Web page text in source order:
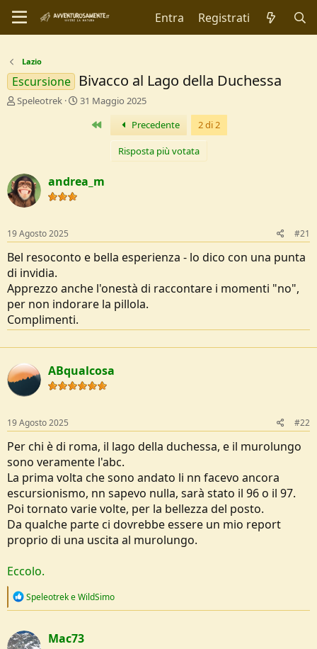
Entra Registrati
Lazio
Escursione Bivacco al Lago della Duchessa
C
r
e
D
c
u
s
i
o
n
e
Speleotrek
D
I
n
o
31 Maggio 2025
Primo Precedente 2 di 2
Risposta più votata
andrea_m
19 Agosto 2025 #21
Bel resoconto e bella esperienza - lo dico con una punta
di invidia.
Apprezzo anche l'onestà di raccontare i momenti "no",
per non indorare la pillola.
Complimenti.
ABqualcosa
19 Agosto 2025 #22
Per chi è di roma, il lago della duchessa, e il murolungo
sono veramente l'abc.
La prima volta che sono andato li nn facevo ancora
escursionismo, nn sapevo nulla, sarà stato il 96 o il 97.
Poi tornato varie volte, per la bellezza del posto.
Da qualche parte ci dovrebbe essere un mio report
proprio di una uscita al murolungo.
Eccolo.
R
c
t
SpeleotrekeWildSimo
Mac73